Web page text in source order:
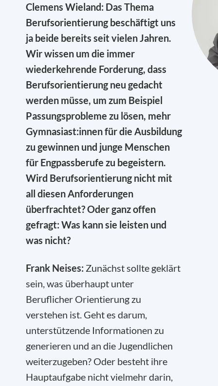
Clemens Wieland: Das Thema
Berufsorientierung beschäftigt uns
ja beide bereits seit vielen Jahren.
Wir wissen um die immer
wiederkehrende Forderung, dass
Berufsorientierung neu gedacht
werden müsse, um zum Beispiel
Passungsprobleme zu lösen, mehr
Gymnasiast:innen für die Ausbildung
zu gewinnen und junge Menschen
für Engpassberufe zu begeistern.
Wird Berufsorientierung nicht mit
all diesen Anforderungen
überfrachtet? Oder ganz offen
gefragt: Was kann sie leisten und
was nicht?
Frank Neises: Zunächst sollte geklärt
sein, was überhaupt unter
Beruflicher Orientierung zu
verstehen ist. Geht es darum,
unterstützende Informationen zu
generieren und an die Jugendlichen
weiterzugeben? Oder besteht ihre
Hauptaufgabe nicht vielmehr darin,